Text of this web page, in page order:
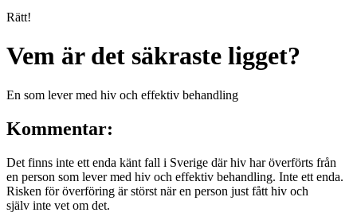
Rätt!
Vem är det säkraste ligget?
En som lever med hiv och effektiv behandling
Kommentar:
Det finns inte ett enda känt fall i Sverige där hiv har överförts från
en person som lever med hiv och effektiv behandling. Inte ett enda.
Risken för överföring är störst när en person just fått hiv och
själv inte vet om det.